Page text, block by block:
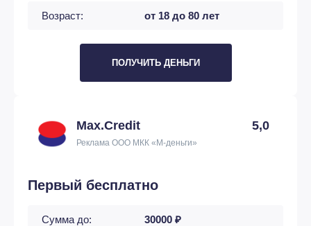
Возраст: от 18 до 80 лет
ПОЛУЧИТЬ ДЕНЬГИ
Max.Credit 5,0
Реклама ООО МКК «М-деньги»
Первый бесплатно
Сумма до: 30000 ₽